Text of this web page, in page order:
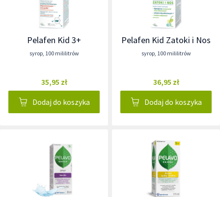
Pelafen Kid 3+
syrop, 100 mililitrów
35,95 zł
Dodaj do koszyka
Pelafen Kid Zatoki i Nos
syrop, 100 mililitrów
36,95 zł
Dodaj do koszyka